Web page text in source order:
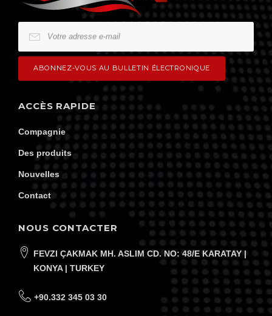
ACCÈS RAPIDE
Compagnie
Des produits
Nouvelles
Contact
NOUS CONTACTER
FEVZI ÇAKMAK MH. ASLIM CD. NO: 48/E KARATAY |
KONYA | TURKEY
+90.332 345 03 30